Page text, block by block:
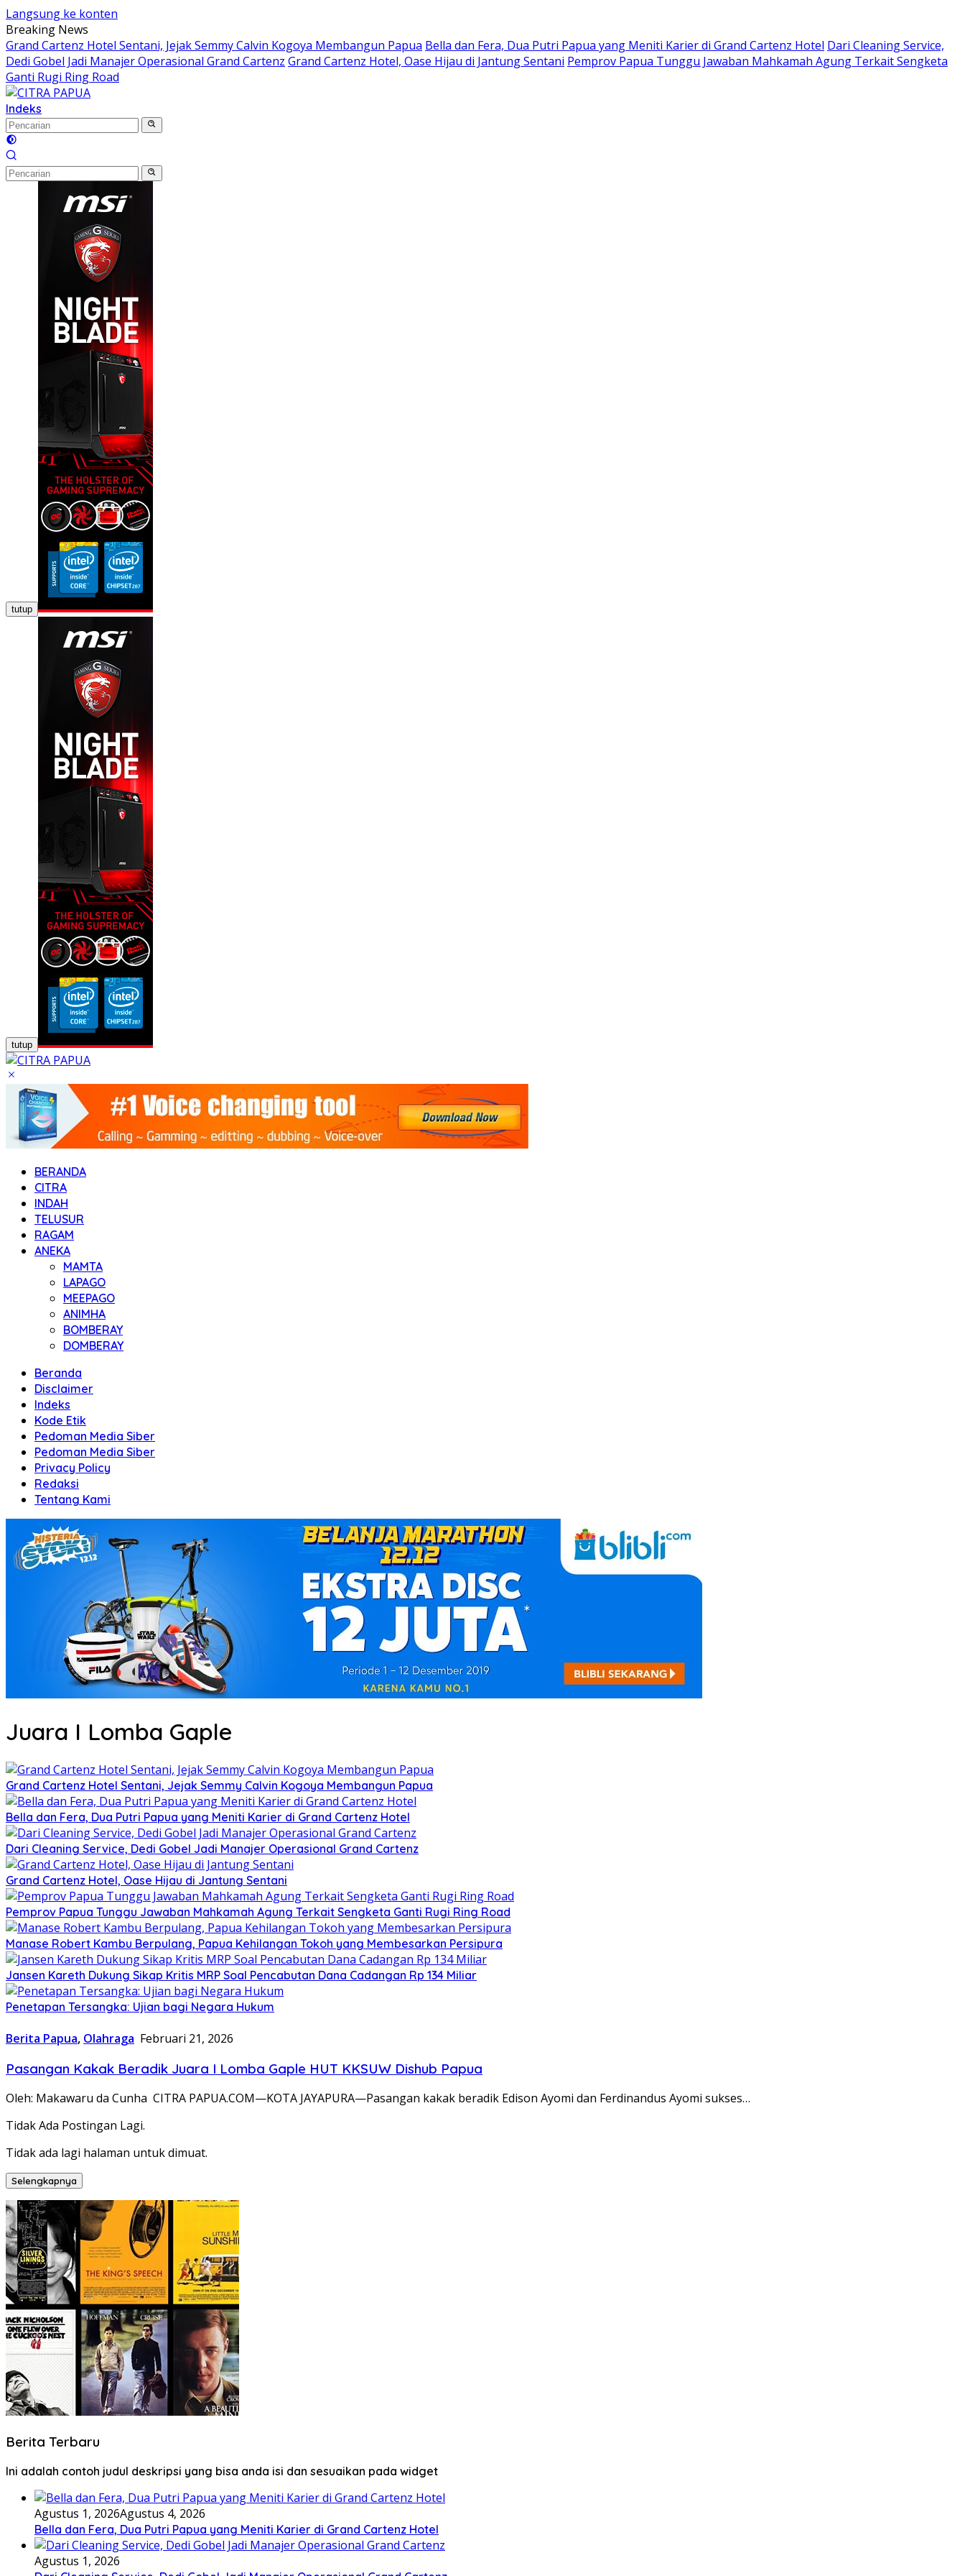
Langsung ke konten
Breaking News
Grand Cartenz Hotel Sentani, Jejak Semmy Calvin Kogoya Membangun Papua Bella dan Fera, Dua Putri Papua yang Meniti Karier di Grand Cartenz Hotel Dari Cleaning Service,
Dedi Gobel Jadi Manajer Operasional Grand Cartenz Grand Cartenz Hotel, Oase Hijau di Jantung Sentani Pemprov Papua Tunggu Jawaban Mahkamah Agung Terkait Sengketa
Ganti Rugi Ring Road
Indeks
tutup
tutup
BERANDA
CITRA
INDAH
TELUSUR
RAGAM
ANEKA
MAMTA
LAPAGO
MEEPAGO
ANIMHA
BOMBERAY
DOMBERAY
Beranda
Disclaimer
Indeks
Kode Etik
Pedoman Media Siber
Pedoman Media Siber
Privacy Policy
Redaksi
Tentang Kami
Juara I Lomba Gaple
Grand Cartenz Hotel Sentani, Jejak Semmy Calvin Kogoya Membangun Papua
Bella dan Fera, Dua Putri Papua yang Meniti Karier di Grand Cartenz Hotel
Dari Cleaning Service, Dedi Gobel Jadi Manajer Operasional Grand Cartenz
Grand Cartenz Hotel, Oase Hijau di Jantung Sentani
Pemprov Papua Tunggu Jawaban Mahkamah Agung Terkait Sengketa Ganti Rugi Ring Road
Manase Robert Kambu Berpulang, Papua Kehilangan Tokoh yang Membesarkan Persipura
Jansen Kareth Dukung Sikap Kritis MRP Soal Pencabutan Dana Cadangan Rp 134 Miliar
Penetapan Tersangka: Ujian bagi Negara Hukum
Berita Papua, Olahraga Februari 21, 2026
Pasangan Kakak Beradik Juara I Lomba Gaple HUT KKSUW Dishub Papua
Oleh: Makawaru da Cunha CITRA PAPUA.COM—KOTA JAYAPURA—Pasangan kakak beradik Edison Ayomi dan Ferdinandus Ayomi sukses…
Tidak Ada Postingan Lagi.
Tidak ada lagi halaman untuk dimuat.
Selengkapnya
Berita Terbaru
Ini adalah contoh judul deskripsi yang bisa anda isi dan sesuaikan pada widget
Agustus 1, 2026Agustus 4, 2026
Bella dan Fera, Dua Putri Papua yang Meniti Karier di Grand Cartenz Hotel
Agustus 1, 2026